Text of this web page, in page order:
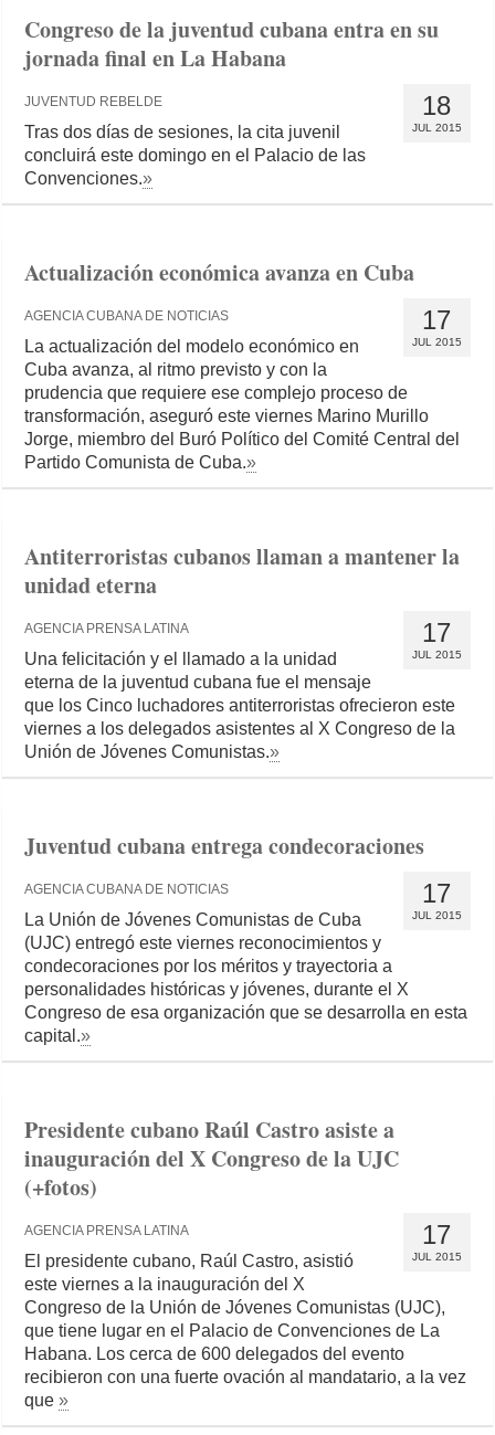
Congreso de la juventud cubana entra en su
jornada final en La Habana
18
JUL 2015
JUVENTUD REBELDE
Tras dos días de sesiones, la cita juvenil
concluirá este domingo en el Palacio de las
Convenciones.»
Actualización económica avanza en Cuba
17
JUL 2015
AGENCIA CUBANA DE NOTICIAS
La actualización del modelo económico en
Cuba avanza, al ritmo previsto y con la
prudencia que requiere ese complejo proceso de
transformación, aseguró este viernes Marino Murillo
Jorge, miembro del Buró Político del Comité Central del
Partido Comunista de Cuba.»
Antiterroristas cubanos llaman a mantener la
unidad eterna
17
JUL 2015
AGENCIA PRENSA LATINA
Una felicitación y el llamado a la unidad
eterna de la juventud cubana fue el mensaje
que los Cinco luchadores antiterroristas ofrecieron este
viernes a los delegados asistentes al X Congreso de la
Unión de Jóvenes Comunistas.»
Juventud cubana entrega condecoraciones
17
JUL 2015
AGENCIA CUBANA DE NOTICIAS
La Unión de Jóvenes Comunistas de Cuba
(UJC) entregó este viernes reconocimientos y
condecoraciones por los méritos y trayectoria a
personalidades históricas y jóvenes, durante el X
Congreso de esa organización que se desarrolla en esta
capital.»
Presidente cubano Raúl Castro asiste a
inauguración del X Congreso de la UJC
(+fotos)
17
JUL 2015
AGENCIA PRENSA LATINA
El presidente cubano, Raúl Castro, asistió
este viernes a la inauguración del X
Congreso de la Unión de Jóvenes Comunistas (UJC),
que tiene lugar en el Palacio de Convenciones de La
Habana. Los cerca de 600 delegados del evento
recibieron con una fuerte ovación al mandatario, a la vez
que»